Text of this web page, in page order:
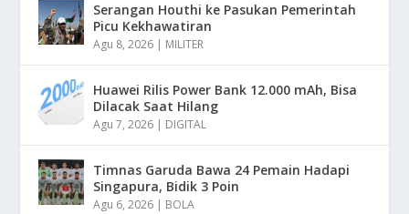
Serangan Houthi ke Pasukan Pemerintah
Picu Kekhawatiran
Agu 8, 2026 | MILITER
Huawei Rilis Power Bank 12.000 mAh, Bisa
Dilacak Saat Hilang
Agu 7, 2026 | DIGITAL
Timnas Garuda Bawa 24 Pemain Hadapi
Singapura, Bidik 3 Poin
Agu 6, 2026 | BOLA